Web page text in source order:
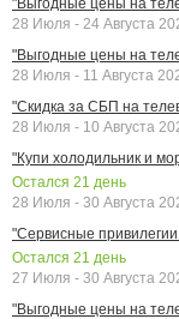
28 Июля - 24 Августа
"Выгодные цены на
28 Июля - 11 Августа
"Скидка за СБП на
28 Июля - 10 Августа
"Купи холодильник и
Остался 21 день
28 Июля - 30 Августа
"Сервисные
Остался 21 день
27 Июля - 30 Августа
"Выгодные цены на